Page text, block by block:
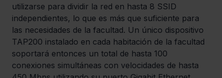
utilizarse para dividir la red en hasta 8 SSID
independientes, lo que es más que suficiente para
las necesidades de la facultad. Un único dispositivo
TAP200 instalado en cada habitación de la facultad
soportará entonces un total de hasta 100
conexiones simultáneas con velocidades de hasta